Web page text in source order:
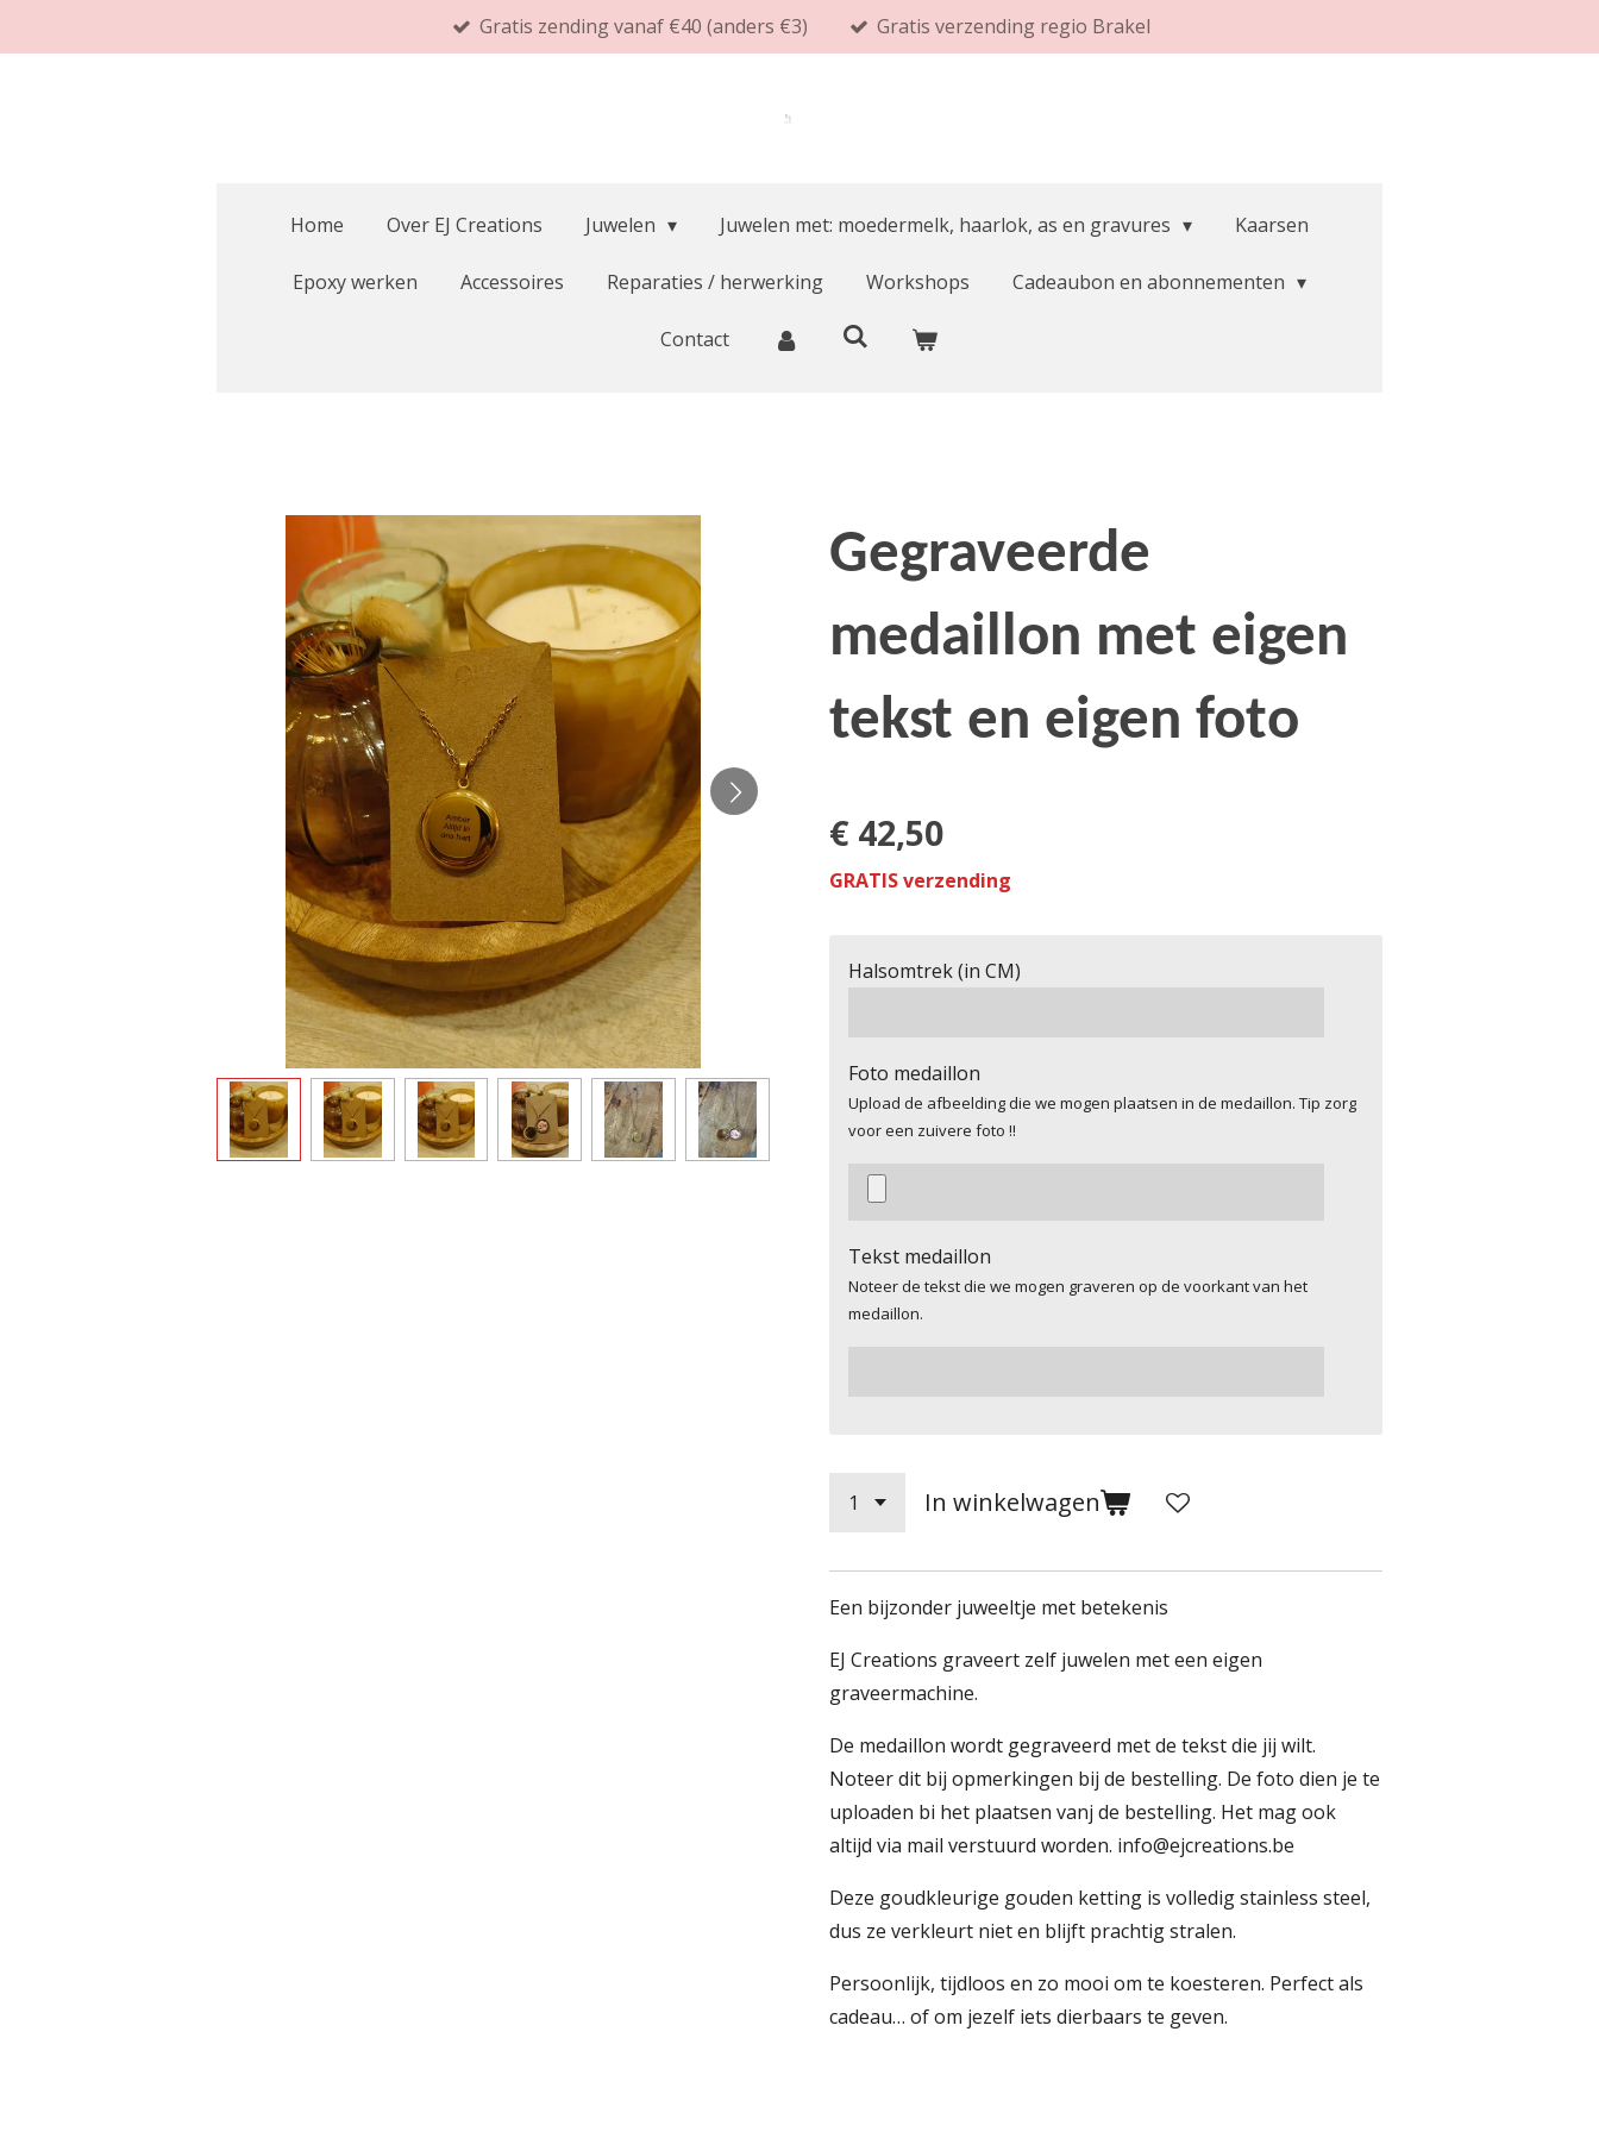
direct
Gratis zending vanaf €40 (anders €3) Gratis verzending regio Brakel
Home Over EJ Creations Juwelen Juwelen met: moedermelk, haarlok, as en gravures Kaarsen
Epoxy werken Accessoires Reparaties / herwerking Workshops Cadeaubon en abonnementen
Contact
Gegraveerde
medaillon met eigen
tekst en eigen foto
€ 42,50
GRATIS verzending
Halsomtrek (in CM)
Foto medaillon
Upload de afbeelding die we mogen plaatsen in de medaillon. Tip zorg
voor een zuivere foto !!
Tekst medaillon
Noteer de tekst die we mogen graveren op de voorkant van het
medaillon.
In winkelwagen
Een bijzonder juweeltje met betekenis
EJ Creations graveert zelf juwelen met een eigen
graveermachine.
De medaillon wordt gegraveerd met de tekst die jij wilt.
Noteer dit bij opmerkingen bij de bestelling. De foto dien je te
uploaden bi het plaatsen vanj de bestelling. Het mag ook
altijd via mail verstuurd worden. info@ejcreations.be
Deze goudkleurige gouden ketting is volledig stainless steel,
dus ze verkleurt niet en blijft prachtig stralen.
Persoonlijk, tijdloos en zo mooi om te koesteren. Perfect als
cadeau… of om jezelf iets dierbaars te geven.